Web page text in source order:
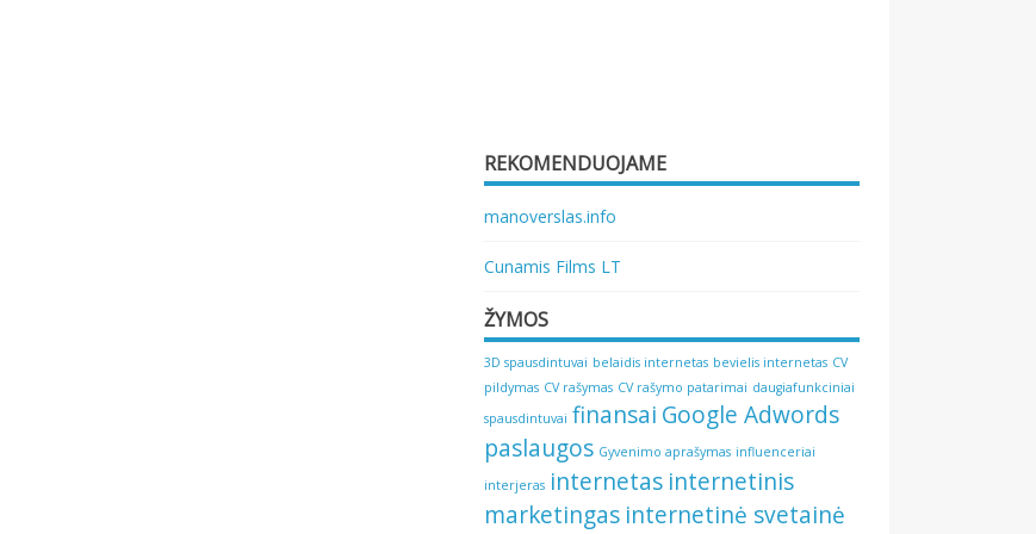
REKOMENDUOJAME
manoverslas.info
Cunamis Films LT
ŽYMOS
3D spausdintuvai belaidis internetas bevielis internetas CV
pildymas CV rašymas CV rašymo patarimai daugiafunkciniai
spausdintuvai finansai Google Adwords
paslaugos Gyvenimo aprašymas influenceriai
interjeras internetas internetinis
marketingas internetinė svetainė